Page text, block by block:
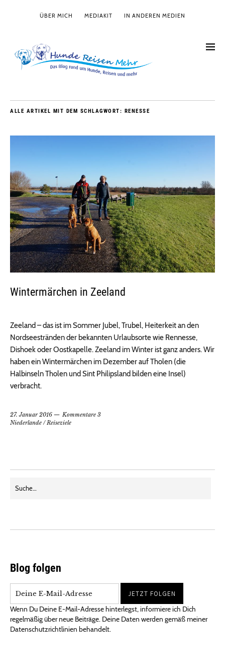
ÜBER MICH MEDIAKIT IN ANDEREN MEDIEN
ALLE ARTIKEL MIT DEM SCHLAGWORT: RENESSE
Wintermärchen in Zeeland
Zeeland – das ist im Sommer Jubel, Trubel, Heiterkeit an den
Nordseestränden der bekannten Urlaubsorte wie Rennesse,
Dishoek oder Oostkapelle. Zeeland im Winter ist ganz anders. Wir
haben ein Wintermärchen im Dezember auf Tholen (die
Halbinseln Tholen und Sint Philipsland bilden eine Insel)
verbracht.
27. Januar 2016
Kommentare 3
Niederlande /Reiseziele
Blog folgen
Wenn Du Deine E-Mail-Adresse hinterlegst, informiere ich Dich
regelmäßig über neue Beiträge. Deine Daten werden gemäß meiner
Datenschutzrichtlinien behandelt.